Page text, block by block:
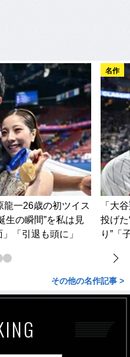
龍一26歳の初ツイス
生の瞬間”を私は見
「引退も頭に」
名作
「大
投げ
り”「
その他の名作記事 >